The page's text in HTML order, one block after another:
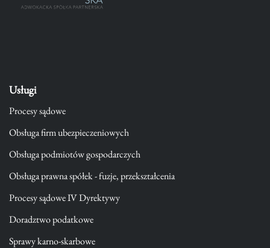
Usługi
Procesy sądowe
Obsługa firm ubezpieczeniowych
Obsługa podmiotów gospodarczych
Obsługa prawna spółek - fuzje, przekształcenia
Procesy sądowe IV Dyrektywy
Doradztwo podatkowe
Sprawy karno-skarbowe